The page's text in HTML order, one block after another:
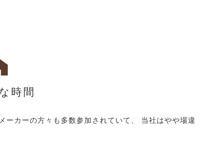
時間
ーカーの方々も多数参加されていて、 当社はやや場違